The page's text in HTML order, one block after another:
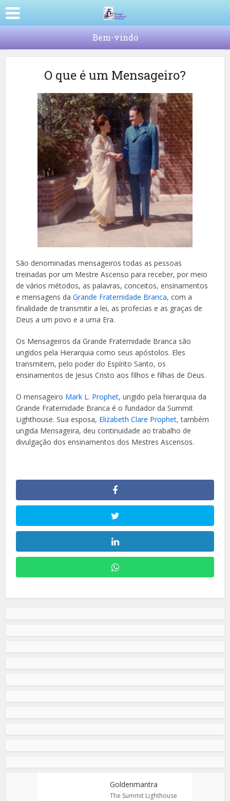
Bem-vindo
O que é um Mensageiro?
São denominadas mensageiros todas as pessoas
treinadas por um Mestre Ascenso para receber, por meio
de vários métodos, as palavras, conceitos, ensinamentos
e mensagens daGrande Fraternidade Branca, com a
finalidade de transmitir a lei, as profecias e as graças de
Deus a um povo e a uma Era.
Os Mensageiros da Grande Fraternidade Branca são
ungidos pela Hierarquia como seus apóstolos. Eles
transmitem, pelo poder do Espírito Santo, os
ensinamentos de Jesus Cristo aos filhos e filhas de Deus.
O mensageiro Mark L. Prophet, ungido pela hierarquia da
Grande Fraternidade Branca é o fundador da Summit
Lighthouse. Sua esposa, Elizabeth Clare Prophet, também
ungida Mensageira, deu continuidade ao trabalho de
divulgação dos ensinamentos dos Mestres Ascensos.
Goldenmantra
The Summit Lighthouse